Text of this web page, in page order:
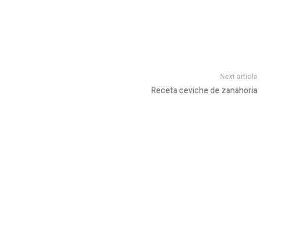
Next article
Receta ceviche de zanahoria